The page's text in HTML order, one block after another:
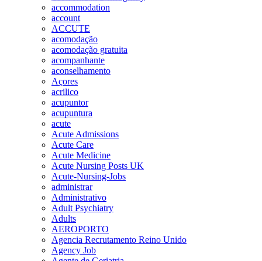
accommodation
account
ACCUTE
acomodação
acomodação gratuita
acompanhante
aconselhamento
Açores
acrilico
acupuntor
acupuntura
acute
Acute Admissions
Acute Care
Acute Medicine
Acute Nursing Posts UK
Acute-Nursing-Jobs
administrar
Administrativo
Adult Psychiatry
Adults
AEROPORTO
Agencia Recrutamento Reino Unido
Agency Job